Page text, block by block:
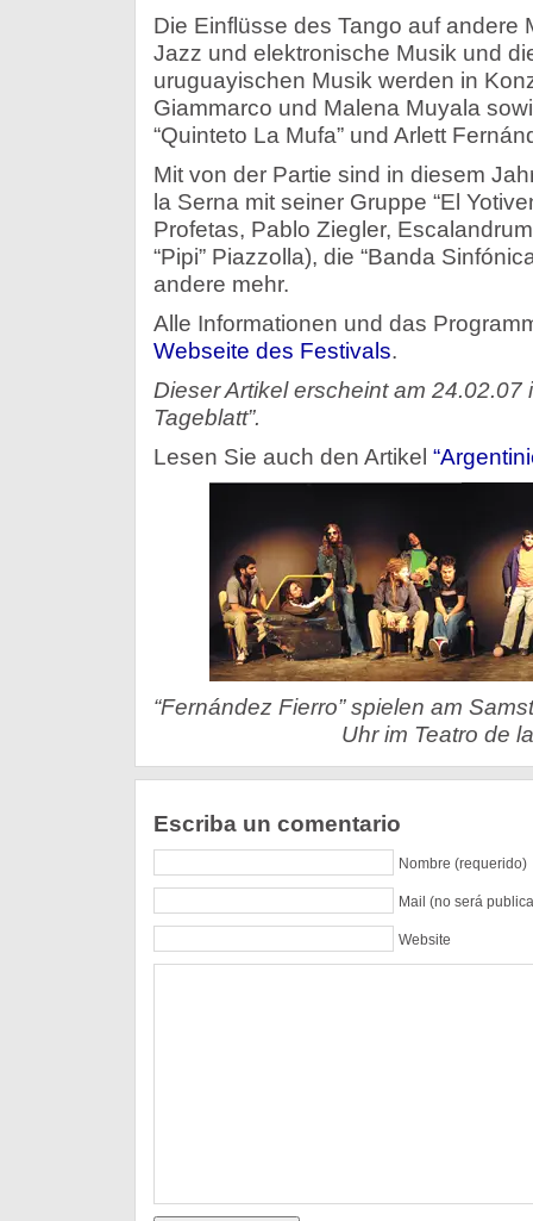
Die Einflüsse des Tango auf andere
Jazz und elektronische Musik und
uruguayischen Musik werden in
Giammarco und Malena Muyala
“Quinteto La Mufa” und Arlett
Mit von der Partie sind in diesem
la Serna mit seiner Gruppe “El
Profetas, Pablo Ziegler,
“Pipi” Piazzolla), die “Banda
andere mehr.
Alle Informationen und das
Webseite des Festivals.
Dieser Artikel erscheint am 24.02.07
Tageblatt”.
Lesen Sie auch den Artikel
“Fernández Fierro” spielen am
Uhr im Teatro de
Escriba un comentario
Nombre (requerido)
Mail (no será
Website